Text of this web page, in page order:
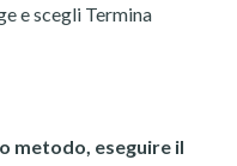
e scegli Termina
metodo, eseguire il